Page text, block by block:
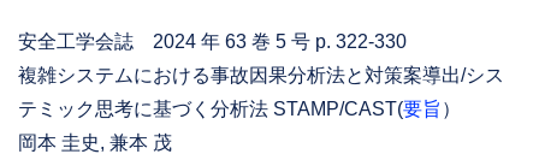
安全工学会誌 2024 年 63 巻 5 号 p. 322-330
複雑システムにおける事故因果分析法と対策案導出/シス
テミック思考に基づく分析法 STAMP/CAST(要旨 ）
岡本 圭史, 兼本 茂